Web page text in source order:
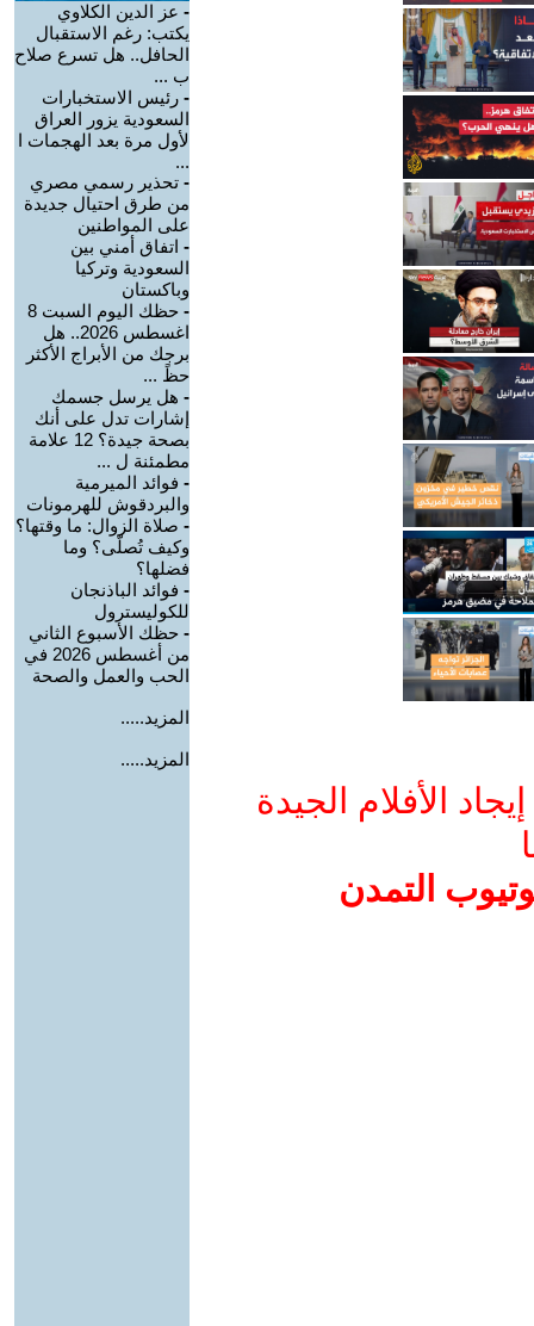
الأفلام الجيدة
التمدن
- عز الدين الكلاوي
يكتب: رغم الاستقبال
الحافل.. هل تسرع صلاح
ب ...
- رئيس الاستخبارات
السعودية يزور العراق
لأول مرة بعد الهجمات ا
...
- تحذير رسمي مصري
من طرق احتيال جديدة
على المواطنين
- اتفاق أمني بين
السعودية وتركيا
وباكستان
-
حظك اليوم السبت 8
اغسطس 2026.. هل
برجك من الأبراج الأكثر
حظً ...
- هل يرسل جسمك
إشارات تدل على أنك
بصحة جيدة؟ 12 علامة
مطمئنة ل ...
- فوائد الميرمية
والبردقوش للهرمونات
- صلاة الزوال: ما وقتها؟
وكيف تُصلّى؟ وما
فضلها؟
- فوائد الباذنجان
للكوليسترول
- حظك الأسبوع الثاني
من أغسطس 2026 في
الحب والعمل والصحة
المزيد.....
المزيد.....